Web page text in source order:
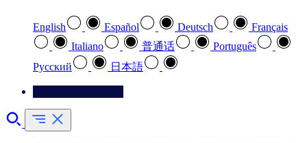
English Español Deutsch
Français
Italiano
普通话
Português
Pусский
日本語